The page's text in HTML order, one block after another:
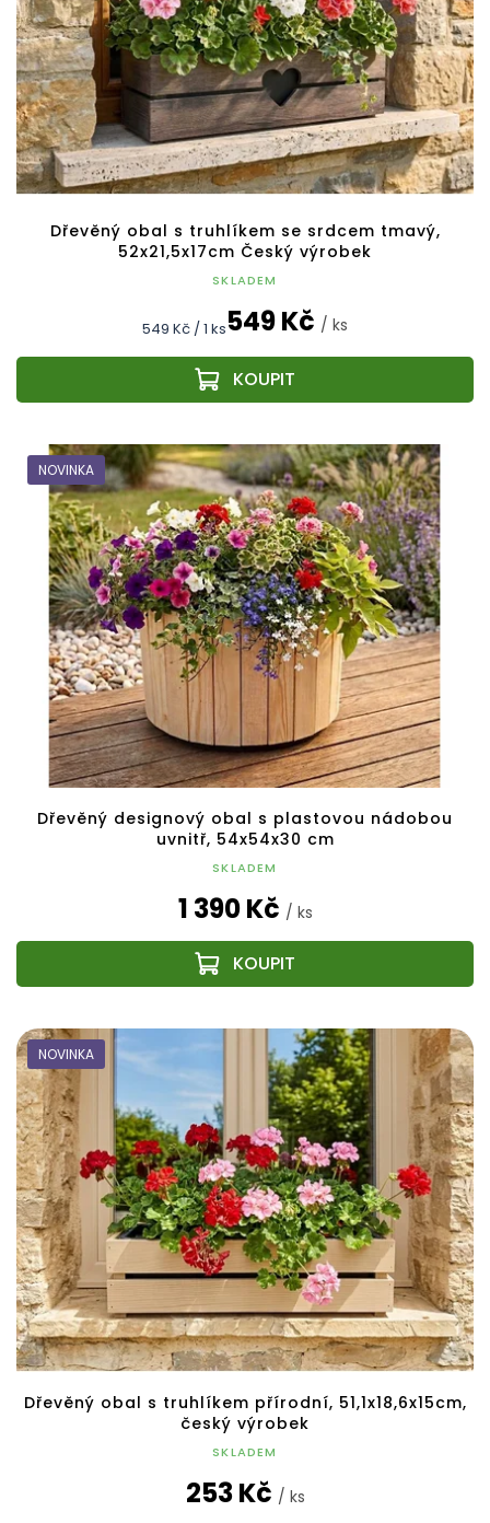
Dřevěný obal s truhlíkem se srdcem tmavý,
52x21,5x17cm Český výrobek
SKLADEM
549 Kč / ks
Měrná
549 Kč / 1 ks
NOVINKA
Dřevěný designový obal s plastovou nádobou
uvnitř, 54x54x30 cm
SKLADEM
1 390 Kč / ks
NOVINKA
Dřevěný obal s truhlíkem přírodní, 51,1x18,6x15cm,
český výrobek
SKLADEM
253 Kč / ks